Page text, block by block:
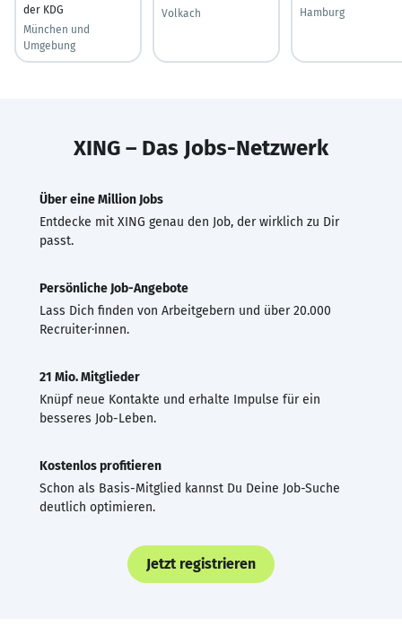
der KDG
München und
Umgebung
Volkach
Hamburg
XING – Das Jobs-Netzwerk
Über eine Million Jobs
Entdecke mit XING genau den Job, der wirklich zu Dir
passt.
Persönliche Job-Angebote
Lass Dich finden von Arbeitgebern und über 20.000
Recruiter·innen.
21 Mio. Mitglieder
Knüpf neue Kontakte und erhalte Impulse für ein
besseres Job-Leben.
Kostenlos profitieren
Schon als Basis-Mitglied kannst Du Deine Job-Suche
deutlich optimieren.
Jetzt registrieren